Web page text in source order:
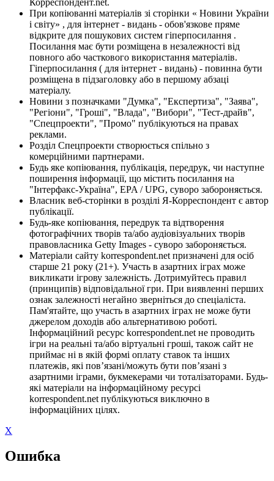
При копіюванні матеріалів зі сторінки « Новини України
і світу» , для інтернет - видань - обов'язкове пряме
відкрите для пошукових систем гіперпосилання .
Посилання має бути розміщена в незалежності від
повного або часткового використання матеріалів.
Гіперпосилання ( для інтернет - видань) - повинна бути
розміщена в підзаголовку або в першому абзаці
матеріалу.
Новини з позначками "Думка", "Експертиза", "Заява",
"Регіони", "Гроші", "Влада", "Вибори", "Тест-драйв",
"Спецпроекти", "Промо" публікуються на правах
реклами.
Розділ Спецпроекти створюється спільно з
комерційними партнерами.
Будь яке копіювання, публікація, передрук, чи наступне
поширення інформації, що містить посилання на
"Інтерфакс-Україна", EPA / UPG, суворо забороняється.
Власник веб-сторінки в розділі Я-Корреспондент є автор
публікації.
Будь-яке копіювання, передрук та відтворення
фотографічних творів та/або аудіовізуальних творів
правовласника Getty Images - суворо забороняється.
Матеріали сайту korrespondent.net призначені для осіб
старше 21 року (21+). Участь в азартних іграх може
викликати ігрову залежність. Дотримуйтесь правил
(принципів) відповідальної гри. При виявленні перших
ознак залежності негайно зверніться до спеціаліста.
Пам'ятайте, що участь в азартних іграх не може бути
джерелом доходів або альтернативою роботі.
Інформаційний ресурс korrespondent.net не проводить
ігри на реальні та/або віртуальні гроші, також сайт не
приймає ні в якій формі оплату ставок та інших
платежів, які пов’язані/можуть бути пов’язані з
азартними іграми, букмекерами чи тоталізаторами. Будь-
які матеріали на інформаційному ресурсі
korrespondent.net публікуються виключно в
інформаційних цілях.
X
Ошибка